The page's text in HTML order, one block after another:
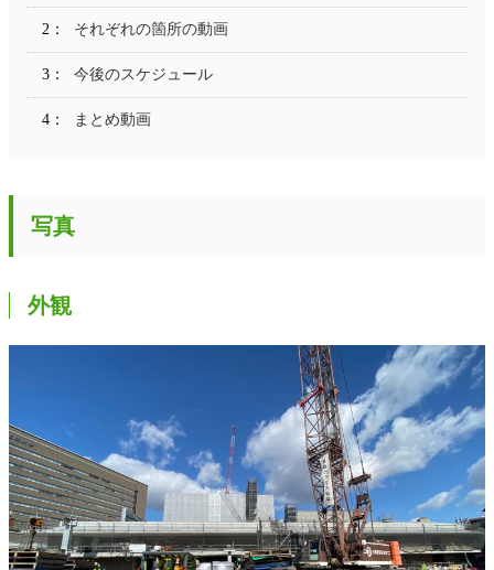
それぞれの箇所の動画
今後のスケジュール
まとめ動画
写真
外観